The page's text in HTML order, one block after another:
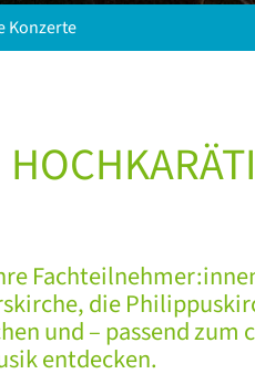
Konzerte
die
und– passend zum
entdecken.